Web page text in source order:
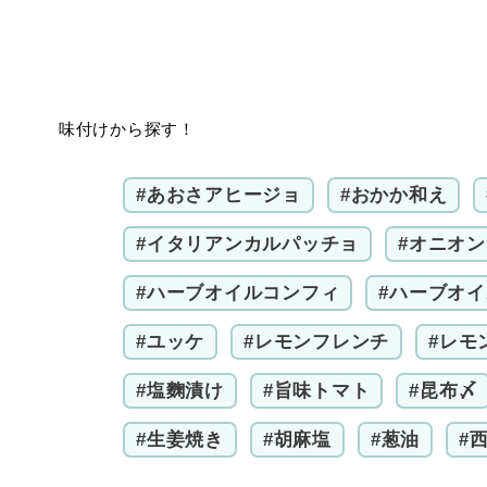
味付けから探す！
#あおさアヒージョ #おかか和え
#イタリアンカルパッチョ #オニオ
#ハーブオイルコンフィ #ハーブオ
#ユッケ #レモンフレンチ #レモ
#塩麴漬け #旨味トマト #昆布〆
#生姜焼き #胡麻塩 #葱油 #